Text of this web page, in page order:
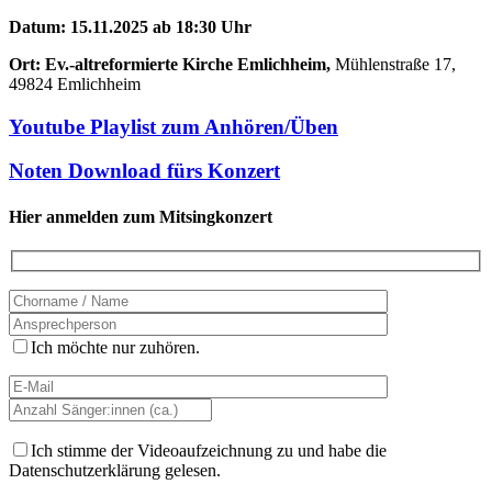
Datum: 15.11.2025 ab 18:30 Uhr
Ort: Ev.-altreformierte Kirche Emlichheim, Mühlenstraße 17,
49824 Emlichheim
Youtube Playlist zum Anhören/Üben
Noten Download fürs Konzert
Hier anmelden zum Mitsingkonzert
Ich möchte nur zuhören.
Ich stimme der Videoaufzeichnung zu und habe die
Datenschutzerklärung gelesen.